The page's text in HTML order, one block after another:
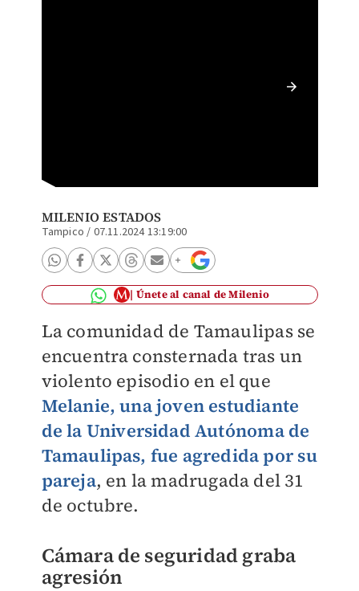
MILENIO ESTADOS
Tampico / 07.11.2024 13:19:00
Únete al canal de Milenio
La comunidad de Tamaulipas se
encuentra consternada tras un
violento episodio en el que
Melanie, una joven estudiante
de la Universidad Autónoma de
Tamaulipas, fue agredida por su
pareja, en la madrugada del 31
de octubre.
Cámara de seguridad graba
agresión